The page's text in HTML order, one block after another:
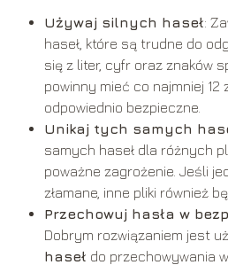
Używaj silnych haseł:
haseł, które są trudne do
się z liter, cyfr oraz znaków
powinny mieć co najmniej 12
odpowiednio bezpieczne.
Unikaj tych samych
samych haseł dla różnych
poważne zagrożenie. Jeśli
złamane, inne pliki również
Przechowuj hasła w
Dobrym rozwiązaniem jest
haseł do przechowywania